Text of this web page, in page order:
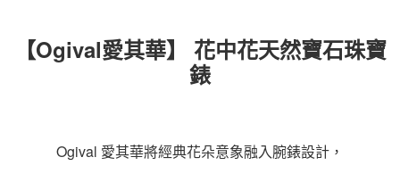
【Ogival愛其華】 花中花天然寶石珠寶
錶
Ogival 愛其華將經典花朵意象融入腕錶設計，